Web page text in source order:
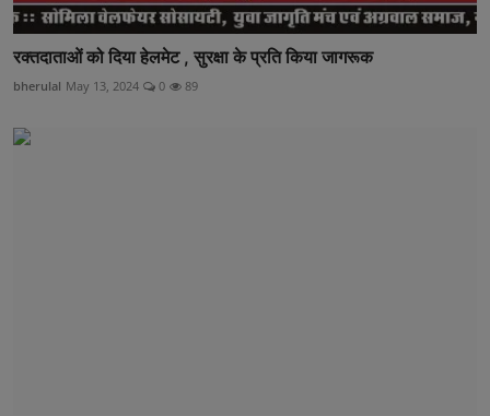
रक्तदाताओं को दिया हेलमेट , सुरक्षा के प्रति किया जागरूक
bherulal May 13, 2024 0 89